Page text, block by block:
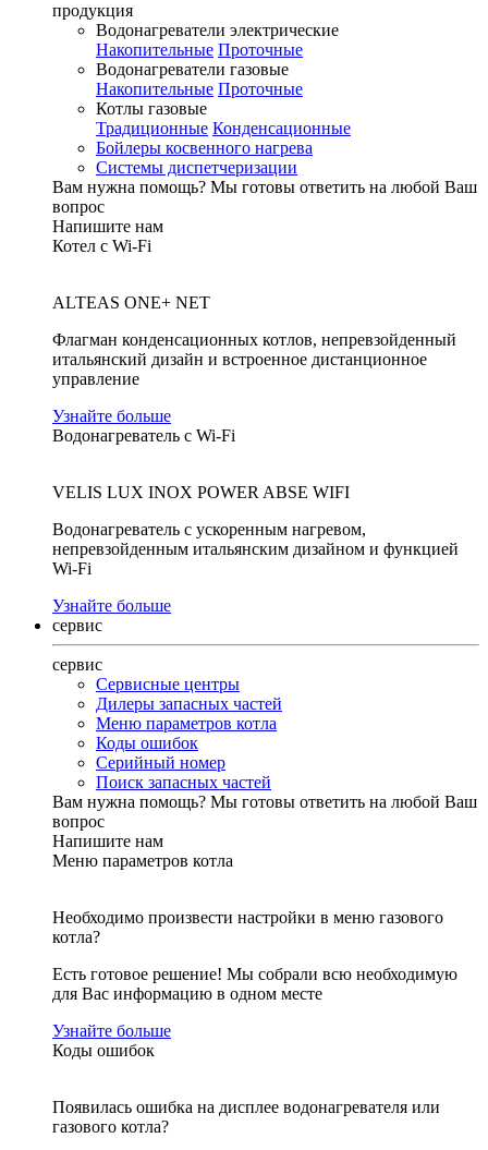
продукция
Водонагреватели электрические
Накопительные Проточные
Водонагреватели газовые
Накопительные Проточные
Котлы газовые
Традиционные Конденсационные
Бойлеры косвенного нагрева
Системы диспетчеризации
Вам нужна помощь? Мы готовы ответить на любой Ваш
вопрос
Напишите нам
Котел с Wi-Fi
ALTEAS ONE+ NET
Флагман конденсационных котлов, непревзойденный
итальянский дизайн и встроенное дистанционное
управление
Узнайте больше
Водонагреватель с Wi-Fi
VELIS LUX INOX POWER ABSE WIFI
Водонагреватель с ускоренным нагревом,
непревзойденным итальянским дизайном и функцией
Wi-Fi
Узнайте больше
сервис
сервис
Сервисные центры
Дилеры запасных частей
Меню параметров котла
Коды ошибок
Серийный номер
Поиск запасных частей
Вам нужна помощь? Мы готовы ответить на любой Ваш
вопрос
Напишите нам
Меню параметров котла
Необходимо произвести настройки в меню газового
котла?
Есть готовое решение! Мы собрали всю необходимую
для Вас информацию в одном месте
Узнайте больше
Коды ошибок
Появилась ошибка на дисплее водонагревателя или
газового котла?